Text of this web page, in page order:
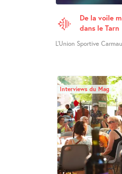
De la voile
dans le Tarn
L’Union Sportive
Interviews du Mag